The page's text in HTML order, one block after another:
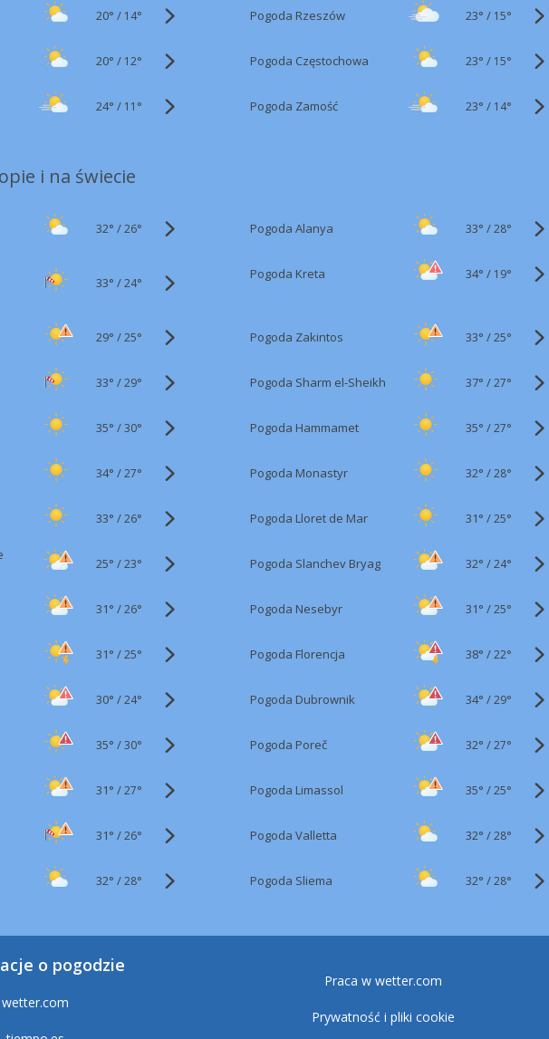
20° / 14° Pogoda Rzeszów 23° / 15°
20° / 12° Pogoda Częstochowa 23° / 15°
24° / 11° Pogoda Zamość 23° / 14°
i na świecie
32° /26° Pogoda Alanya 33° /28°
33° /24°
Pogoda Kreta 34° / 19°
29° /25° Pogoda Zakintos 33° /25°
33° /29° Pogoda Sharm el-Sheikh 37° /27°
35° /30° Pogoda Hammamet 35° /27°
34° /27° Pogoda Monastyr 32° /28°
33° /26° Pogoda Lloret de Mar 31° /25°
25° /23° Pogoda Slanchev Bryag 32° /24°
31° /26° Pogoda Nesebyr 31° /25°
31° /25° Pogoda Florencja 38° /22°
30° /24° Pogoda Dubrownik 34° /29°
35° /30° Pogoda Poreč 32° /27°
31° /27° Pogoda Limassol 35° /25°
31° /26° Pogoda Valletta 32° /28°
32° /28° Pogoda Sliema 32° /28°
o pogodzie
wetter.com
Praca w wetter.com
Prywatność i pliki cookie